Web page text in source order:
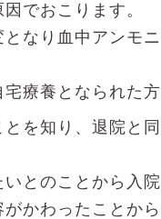
でおこります。
なり血中アンモ
療養となられた
を知り、退院と
とのことから入
かわったことか